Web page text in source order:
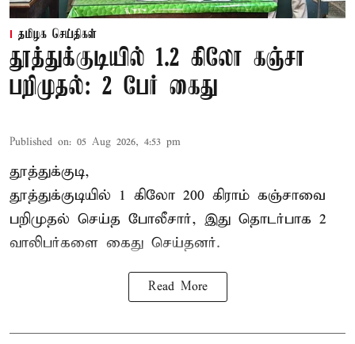
தமிழக செய்திகள்
தூத்துக்குடியில் 1.2 கிலோ கஞ்சா
பறிமுதல்: 2 பேர் கைது
Published on: 05 Aug 2026, 4:53 pm
தூத்துக்குடி,
தூத்துக்குடியில் 1 கிலோ 200 கிராம் கஞ்சாவை
பறிமுதல் செய்த போலீசார், இது தொடர்பாக 2
வாலிபர்களை கைது செய்தனர்.
Read More